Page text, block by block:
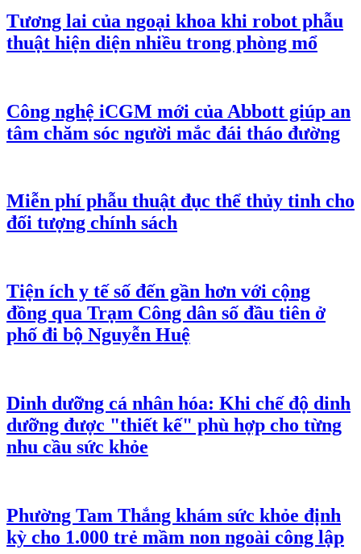
Tương lai của ngoại khoa khi robot phẫu
thuật hiện diện nhiều trong phòng mổ
Công nghệ iCGM mới của Abbott giúp an
tâm chăm sóc người mắc đái tháo đường
Miễn phí phẫu thuật đục thể thủy tinh cho
đối tượng chính sách
Tiện ích y tế số đến gần hơn với cộng
đồng qua Trạm Công dân số đầu tiên ở
phố đi bộ Nguyễn Huệ
Dinh dưỡng cá nhân hóa: Khi chế độ dinh
dưỡng được "thiết kế" phù hợp cho từng
nhu cầu sức khỏe
Phường Tam Thắng khám sức khỏe định
kỳ cho 1.000 trẻ mầm non ngoài công lập